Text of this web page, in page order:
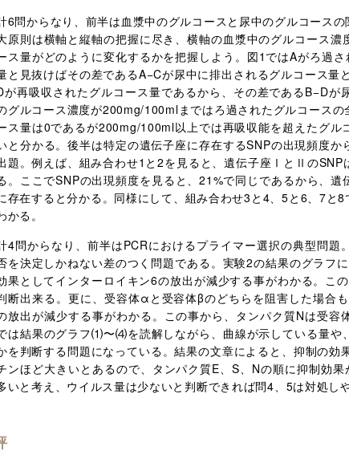
6問からなり、前半は血漿中のグルコースと尿中のグルコース
原則は横軸と縦軸の把握に尽き、横軸の血漿中のグルコース
ス量がどのように変化するかを把握しよう。図1ではAがろ過
と見抜けばその差であるA−Cが尿中に排出されるグルコース量
が再吸収されたグルコース量であるから、その差であるB−Dが
グルコース濃度が200mg/100mlまではろ過されたグルコース
ス量は0であるが200mg/100ml以上では再吸収能を超えたグ
と分かる。後半は特定の遺伝子座に存在するSNPの出現頻度
題。例えば、組み合わせ1と2を見ると、遺伝子座ⅠとⅡの
。ここでSNPの出現頻度を見ると、21%で同じであるから、
存在すると分かる。同様にして、組み合わせ3と4、5と6、7と
かる。
4問からなり、前半はPCRにおけるプライマー選択の典型問題
を決定しかねない差のつく問題である。実験2の結果のグラフ
果としてインターロイキン6の放出が減少する事がわかる。こ
断出来る。更に、受容体αと受容体βのどちらを阻害した場合
放出が減少する事がわかる。この事から、タンパク質Nは受
は結果のグラフ⑴〜⑷を読解しながら、曲線が示している量や
を判断する問題になっている。結果の文章によると、抑制の
ンほど大きいとあるので、タンパク質E、S、Nの順に抑制効
いと考え、ウイルス量は少ないと判断できれば問4、5は対処しや